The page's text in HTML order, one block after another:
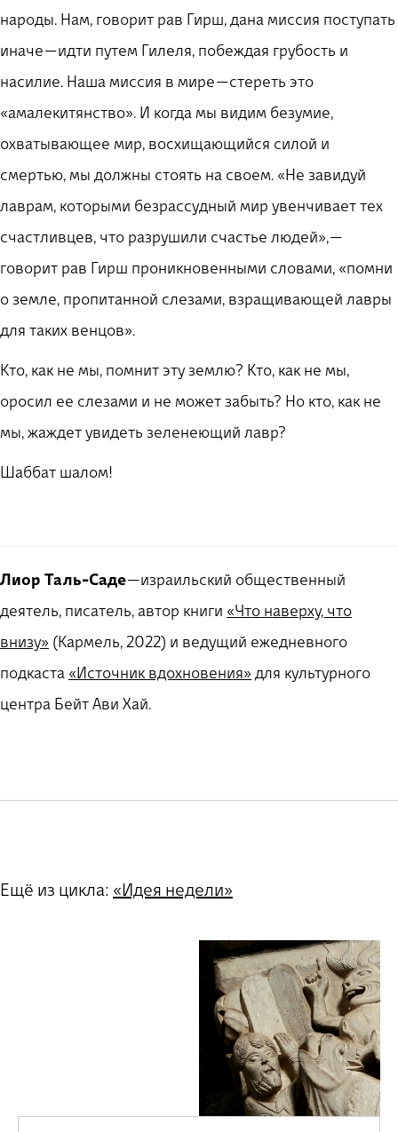
народы. Нам, говорит рав Гирш, дана миссия поступать
иначе — идти путем Гилеля, побеждая грубость и
насилие. Наша миссия в мире — стереть это
«амалекитянство». И когда мы видим безумие,
охватывающее мир, восхищающийся силой и
смертью, мы должны стоять на своем. «Не завидуй
лаврам, которыми безрассудный мир увенчивает тех
счастливцев, что разрушили счастье людей», —
говорит рав Гирш проникновенными словами, «помни
о земле, пропитанной слезами, взращивающей лавры
для таких венцов».
Кто, как не мы, помнит эту землю? Кто, как не мы,
оросил ее слезами и не может забыть? Но кто, как не
мы, жаждет увидеть зеленеющий лавр?
Шаббат шалом!
Лиор Таль-Саде— израильский общественный
деятель, писатель, автор книги «Что наверху, что
внизу» (Кармель, 2022) и ведущий ежедневного
подкаста «Источник вдохновения» для культурного
центра Бейт Ави Хай.
Ещё из цикла: «Идея недели»